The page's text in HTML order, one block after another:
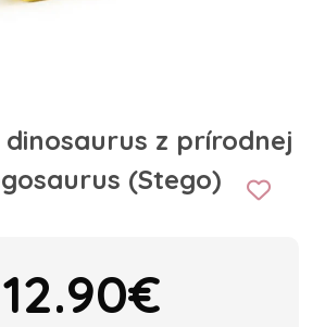
z prírodnej
(Stego)
12.90€